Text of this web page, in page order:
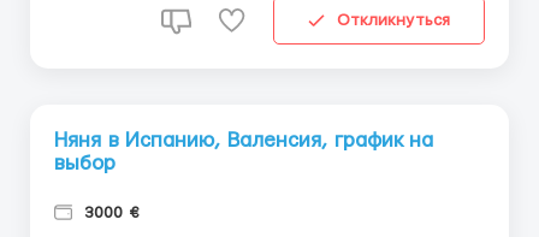
элементарно иногда приготовить что-то девочке,
Откликнуться
Няня в Испанию, Валенсия, график на
выбор
3000 €